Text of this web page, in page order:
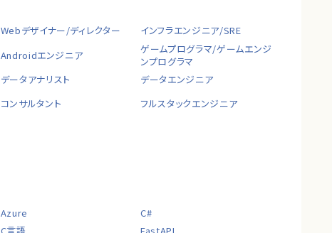
Webデザイナー/ディレクター
インフラエンジニア/SRE
Androidエンジニア
ゲームプログラマ/ゲームエンジ
ンプログラマ
データアナリスト
データエンジニア
コンサルタント
フルスタックエンジニア
Azure
C#